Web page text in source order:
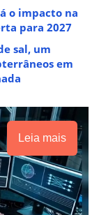
o impacto na
para 2027
sal, um
em
Leia mais